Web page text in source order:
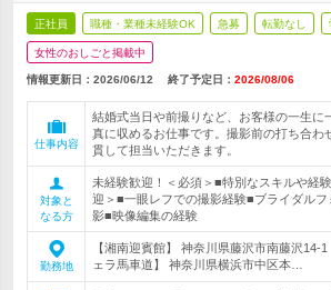
正社員 職種・業種未経験OK 急募 転勤なし
女性のおしごと掲載中
情報更新日：2026/06/12 終了予定日： 2026/08/06
仕事内容
結婚式当日や前撮りなど、お客様の一生に
真に収めるお仕事です。撮影前の打ち合わ
貫して担当いただきます。
対象と
なる方
未経験歓迎！＜必須＞■特別なスキルや経
迎＞■一眼レフでの撮影経験■ブライダル
影■映像編集の経験
勤務地
【湘南迎賓館】 神奈川県藤沢市南藤沢14-
ェラ馬車道】 神奈川県横浜市中区本…